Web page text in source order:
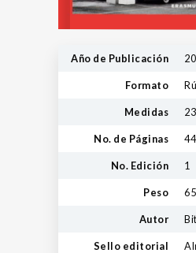
Año de Publicación
Formato
Medidas
No. de Páginas
No. Edición 1
Peso
Autor
Sello editorial